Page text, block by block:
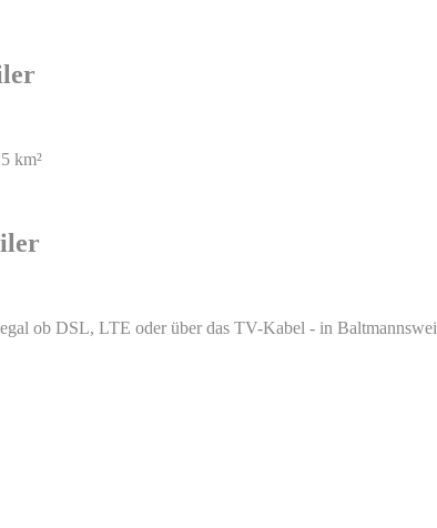
km²
ob DSL, LTE oder über das TV-Kabel - in